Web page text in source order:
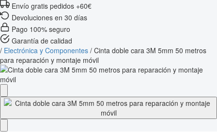
Envío gratis pedidos +60€
Devoluciones en 30 días
Pago 100% seguro
Garantía de calidad
/ Electrónica y Componentes / Cinta doble cara 3M 5mm 50 metros
para reparación y montaje móvil